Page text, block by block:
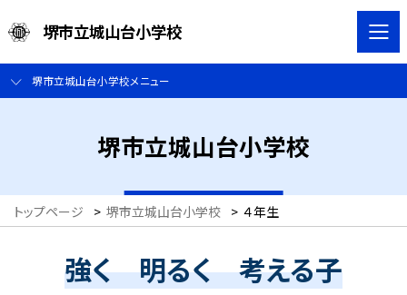
堺市立城山台小学校
堺市立城山台小学校メニュー
堺市立城山台小学校
トップページ > 堺市立城山台小学校 > ４年生
強く 明るく 考える子